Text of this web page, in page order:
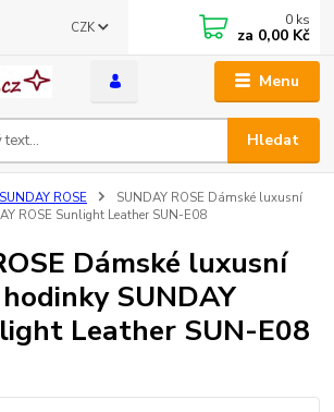
Menu
CZK
Hledat
0 ks
za 0,00 Kč
ROSE
SUNDAY ROSE Dámské luxusní
ROSE Sunlight Leather SUN-E08
Dámské luxusní
SUNDAY
Leather SUN-E08